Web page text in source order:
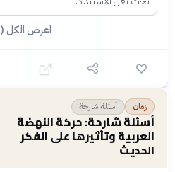
اعرض الكل (8) ←
زمان أسئلة شارحة
أسئلة شارحة: حركة النهضة
العربية وتأثيرها على الفكر
الحديث